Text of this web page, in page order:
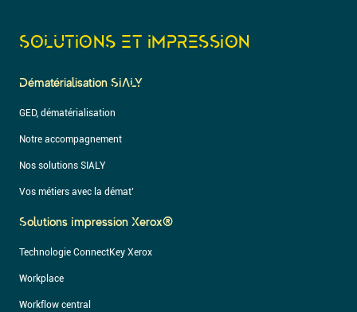
SOLUTIONS ET IMPRESSION
Dématérialisation SIALY
GED, dématérialisation
Notre accompagnement
Nos solutions SIALY
Vos métiers avec la démat’
Solutions Impression Xerox®
Technologie ConnectKey Xerox
Workplace
Workflow central